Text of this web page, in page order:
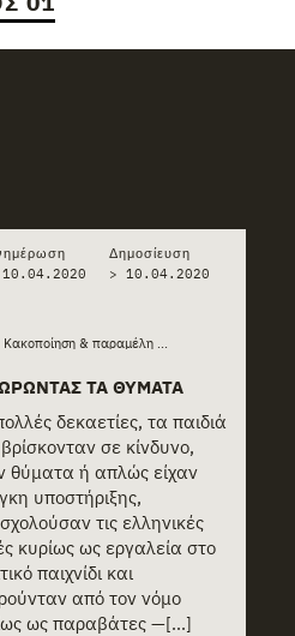
Κακοποίηση & παραμέληση
Δημοσίευση
> 10.04.2020
ΤΑ ΘΎΜΑΤΑ
δεκαετίες, τα παιδιά
σε κίνδυνο,
θύματα ή απλώς είχαν
υποστήριξης,
τις ελληνικές
κυρίως ως εργαλεία στο
παιχνίδι και
από τον νόμο
ως παραβάτες —[...]